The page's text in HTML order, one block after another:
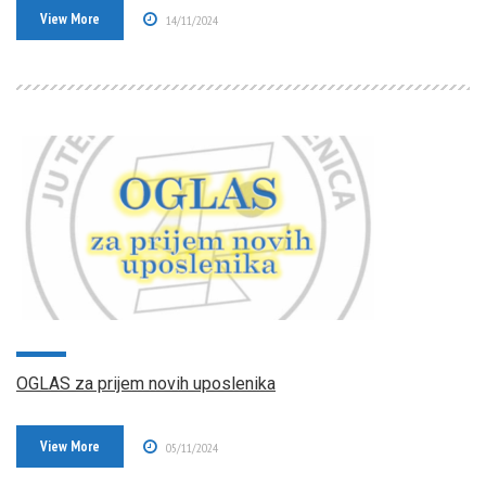
View More 14/11/2024
OGLAS za prijem novih uposlenika
View More 05/11/2024